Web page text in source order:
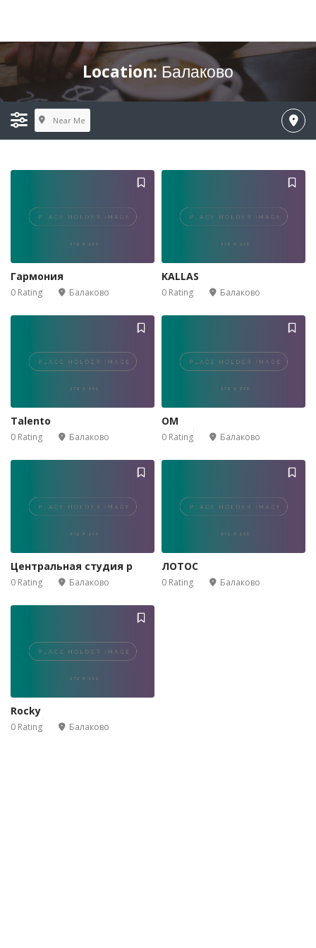
Location:Балаково
Near Me
Гармония
0 Rating Балаково
KALLAS
0 Rating Балаково
Talento
0 Rating Балаково
ОМ
0 Rating Балаково
Центральная студия р
0 Rating Балаково
ЛОТОС
0 Rating Балаково
Rocky
0 Rating Балаково